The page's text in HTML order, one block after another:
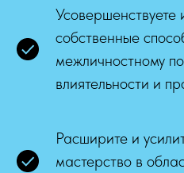
Усовершенствуете
собственные
межличностному
влиятельности и
Расширите и
мастерство в